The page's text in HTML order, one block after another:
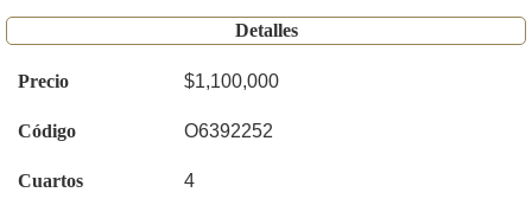
Detalles
Precio $1,100,000
Código O6392252
Cuartos 4